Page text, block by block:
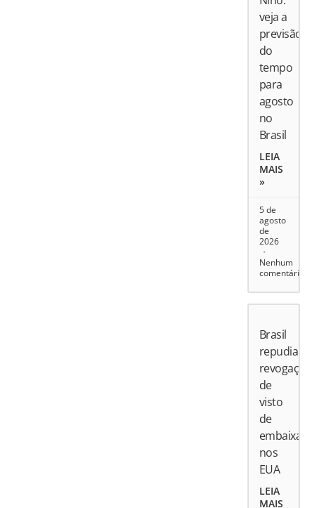
veja a
previsão
do
tempo
para
agosto
no
Brasil
LEIA
MAIS
»
5 de
agosto
de
2026
Nenhum
comentário
Brasil
repudia
revogação
de
visto
de
nos
EUA
LEIA
MAIS